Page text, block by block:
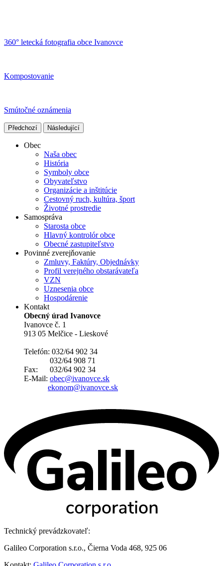
360° letecká fotografia obce Ivanovce
Kompostovanie
Smútočné oznámenia
Předchozí Následující
Obec
Naša obec
História
Symboly obce
Obyvateľstvo
Organizácie a inštitúcie
Cestovný ruch, kultúra, šport
Životné prostredie
Samospráva
Starosta obce
Hlavný kontrolór obce
Obecné zastupiteľstvo
Povinné zverejňovanie
Zmluvy, Faktúry, Objednávky
Profil verejného obstarávateľa
VZN
Uznesenia obce
Hospodárenie
Kontakt
Obecný úrad Ivanovce
Ivanovce č. 1
913 05 Melčice - Lieskové
Telefón: 032/64 902 34
032/64 908 71
Fax: 032/64 902 34
E-Mail: obec@ivanovce.sk
ekonom@ivanovce.sk
Technický prevádzkovateľ:
Galileo Corporation s.r.o., Čierna Voda 468, 925 06